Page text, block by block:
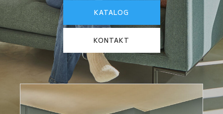
KATALOG
KONTAKT